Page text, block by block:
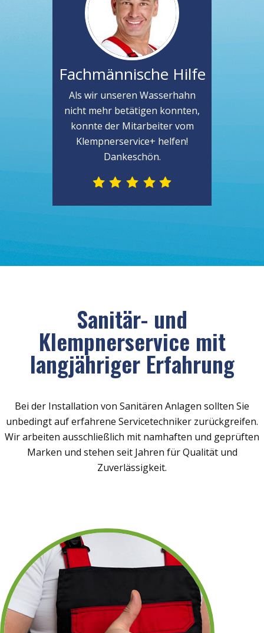
Fachmännische Hilfe
Als wir unseren Wasserhahn
nicht mehr betätigen konnten,
konnte der Mitarbeiter vom
Klempnerservice+ helfen!
Dankeschön.
Sanitär- und
Klempnerservice mit
langjähriger Erfahrung
Bei der Installation von Sanitären Anlagen sollten Sie
unbedingt auf erfahrene Servicetechniker zurückgreifen.
Wir arbeiten ausschließlich mit namhaften und geprüften
Marken und stehen seit Jahren für Qualität und
Zuverlässigkeit.